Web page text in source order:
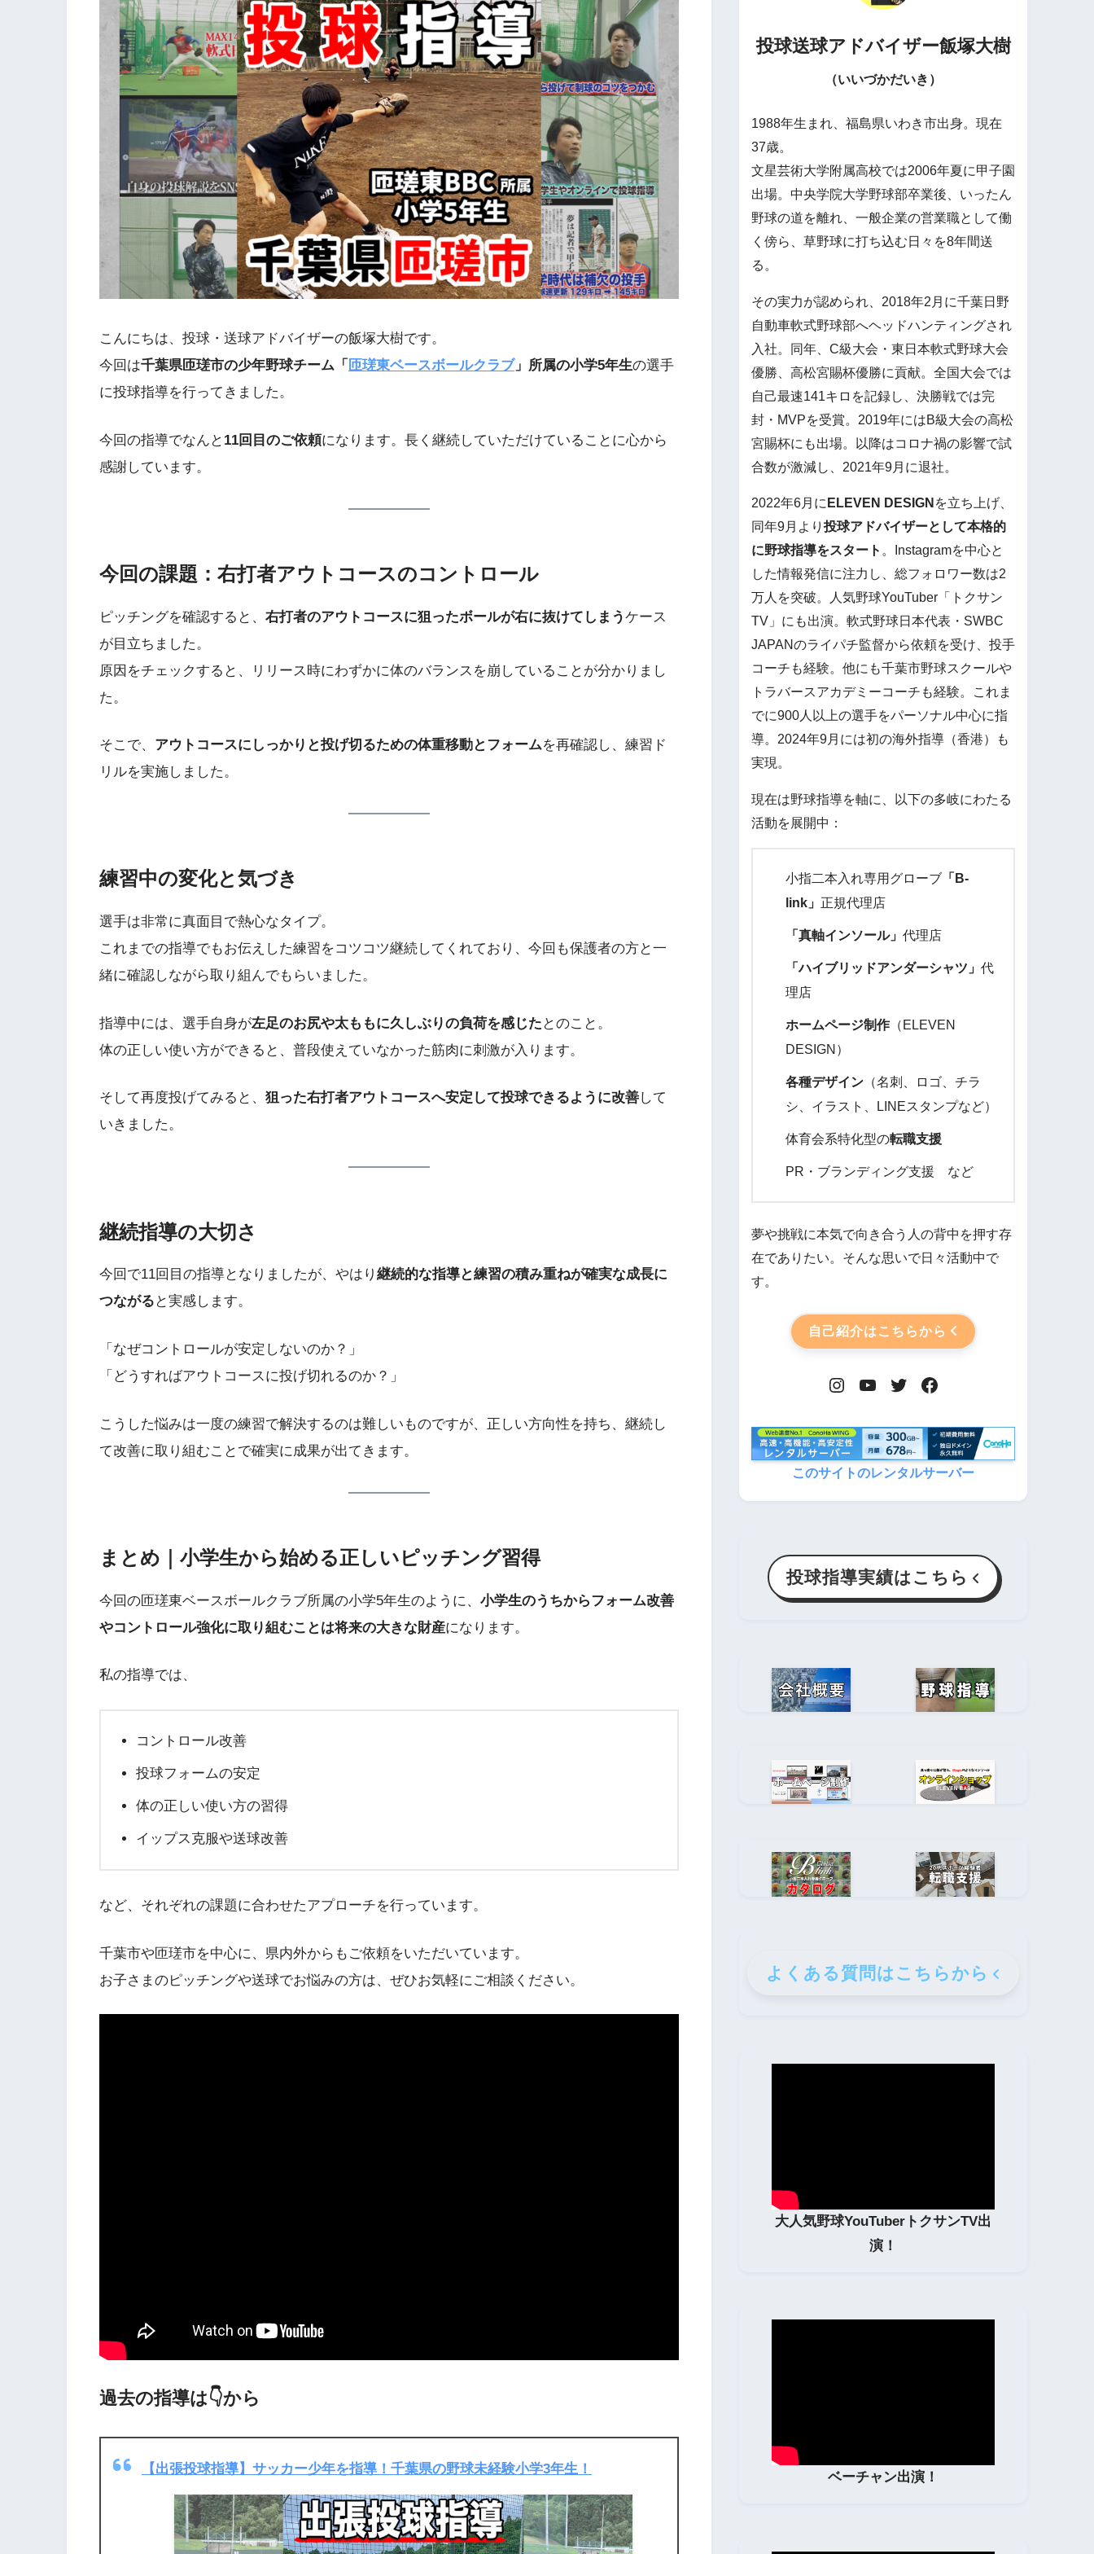
こんにちは、投球・送球アドバイザーの飯塚大樹です。
今回は千葉県匝瑳市の少年野球チーム「 匝瑳東ベースボールクラブ」所属の小学5年生の選手
に投球指導を行ってきました。
今回の指導でなんと 11回目のご依頼になります。長く継続していただけていることに心から
感謝しています。
今回の課題：右打者アウトコースのコントロール
ピッチングを確認すると、 右打者のアウトコースに狙ったボールが右に抜けてしまうケース
が目立ちました。
原因をチェックすると、リリース時にわずかに体のバランスを崩していることが分かりまし
た。
そこで、 アウトコースにしっかりと投げ切るための体重移動とフォームを再確認し、練習ド
リルを実施しました。
練習中の変化と気づき
選手は非常に真面目で熱心なタイプ。
これまでの指導でもお伝えした練習をコツコツ継続してくれており、今回も保護者の方と一
緒に確認しながら取り組んでもらいました。
指導中には、選手自身が左足のお尻や太ももに久しぶりの負荷を感じた とのこと。
体の正しい使い方ができると、普段使えていなかった筋肉に刺激が入ります。
そして再度投げてみると、 狙った右打者アウトコースへ安定して投球できるように改善して
いきました。
継続指導の大切さ
今回で11回目の指導となりましたが、やはり 継続的な指導と練習の積み重ねが確実な成長に
つながる と実感します。
「なぜコントロールが安定しないのか？」
「どうすればアウトコースに投げ切れるのか？」
こうした悩みは一度の練習で解決するのは難しいものですが、正しい方向性を持ち、継続し
て改善に取り組むことで確実に成果が出てきます。
まとめ｜小学生から始める正しいピッチング習得
今回の匝瑳東ベースボールクラブ所属の小学5年生のように、 小学生のうちからフォーム改善
やコントロール強化に取り組むことは将来の大きな財産になります。
私の指導では、
コントロール改善
投球フォームの安定
体の正しい使い方の習得
イップス克服や送球改善
など、それぞれの課題に合わせたアプローチを行っています。
千葉市や匝瑳市を中心に、県内外からもご依頼をいただいています。
お子さまのピッチングや送球でお悩みの方は、ぜひお気軽にご相談ください。
過去の指導は👇から
【出張投球指導】サッカー少年を指導！千葉県の野球未経験小学3年生！
投球送球アドバイザー飯塚大樹
（いいづかだいき）
1988年生まれ、福島県いわき市出身。現在
37歳。
文星芸術大学附属高校では2006年夏に甲子園
出場。中央学院大学野球部卒業後、いったん
野球の道を離れ、一般企業の営業職として働
く傍ら、草野球に打ち込む日々を8年間送
る。
その実力が認められ、2018年2月に千葉日野
自動車軟式野球部へヘッドハンティングされ
入社。同年、C級大会・東日本軟式野球大会
優勝、高松宮賜杯優勝に貢献。全国大会では
自己最速141キロを記録し、決勝戦では完
封・MVPを受賞。2019年にはB級大会の高松
宮賜杯にも出場。以降はコロナ禍の影響で試
合数が激減し、2021年9月に退社。
2022年6月に ELEVEN DESIGN を立ち上げ、
同年9月より 投球アドバイザーとして本格的
に野球指導をスタート 。Instagramを中心と
した情報発信に注力し、総フォロワー数は2
万人を突破。人気野球YouTuber「トクサン
TV」にも出演。軟式野球日本代表・SWBC
JAPANのライパチ監督から依頼を受け、投手
コーチも経験。他にも千葉市野球スクールや
トラバースアカデミーコーチも経験。これま
でに900人以上の選手をパーソナル中心に指
導。2024年9月には初の海外指導（香港）も
実現。
現在は野球指導を軸に、以下の多岐にわたる
活動を展開中：
小指二本入れ専用グローブ「B-
link」 正規代理店
「真軸インソール」 代理店
「ハイブリッドアンダーシャツ」 代
理店
ホームページ制作（ELEVEN
DESIGN）
各種デザイン（名刺、ロゴ、チラ
シ、イラスト、LINEスタンプなど）
体育会系特化型の転職支援
PR・ブランディング支援 など
夢や挑戦に本気で向き合う人の背中を押す存
在でありたい。そんな思いで日々活動中で
す。
自己紹介はこちらから
このサイトのレンタルサーバー
投球指導実績はこちら
よくある質問はこちらから
大人気野球YouTuberトクサンTV出
演！
ベーチャン出演！